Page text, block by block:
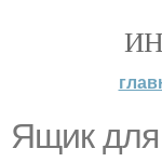
Ящик для